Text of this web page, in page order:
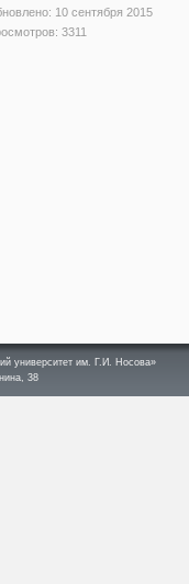
10 сентября 2015
3311
университет им. Г.И. Носова»
38